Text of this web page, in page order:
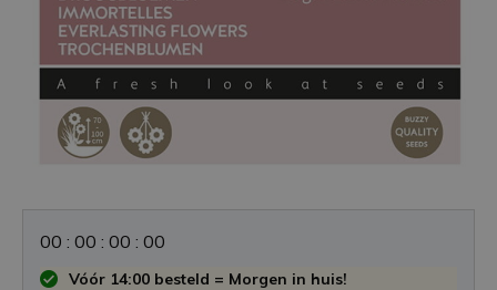
00 : 00 : 00 : 00
Vóór 14:00 besteld = Morgen in huis!